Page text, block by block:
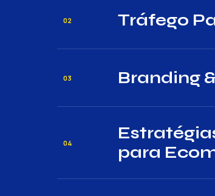
02 Tráfego
03 Branding
04
para